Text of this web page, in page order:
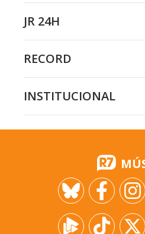
JR 24H
RECORD
INSTITUCIONAL